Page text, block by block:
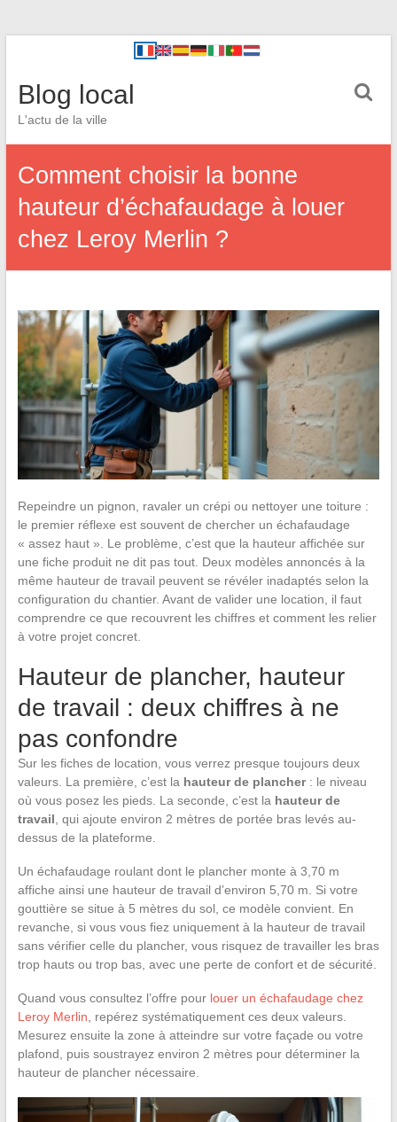
Blog local
L'actu de la ville
Comment choisir la bonne
hauteur d’échafaudage à louer
chez Leroy Merlin ?
Repeindre un pignon, ravaler un crépi ou nettoyer une toiture :
le premier réflexe est souvent de chercher un échafaudage
« assez haut ». Le problème, c’est que la hauteur affichée sur
une fiche produit ne dit pas tout. Deux modèles annoncés à la
même hauteur de travail peuvent se révéler inadaptés selon la
configuration du chantier. Avant de valider une location, il faut
comprendre ce que recouvrent les chiffres et comment les relier
à votre projet concret.
Hauteur de plancher, hauteur
de travail : deux chiffres à ne
pas confondre
Sur les fiches de location, vous verrez presque toujours deux
valeurs. La première, c’est la hauteur de plancher: le niveau
où vous posez les pieds. La seconde, c’est la hauteur de
travail , qui ajoute environ 2 mètres de portée bras levés au-
dessus de la plateforme.
Un échafaudage roulant dont le plancher monte à 3,70 m
affiche ainsi une hauteur de travail d’environ 5,70 m. Si votre
gouttière se situe à 5 mètres du sol, ce modèle convient. En
revanche, si vous vous fiez uniquement à la hauteur de travail
sans vérifier celle du plancher, vous risquez de travailler les bras
trop hauts ou trop bas, avec une perte de confort et de sécurité.
Quand vous consultez l’offre pour louer un échafaudage chez
Leroy Merlin , repérez systématiquement ces deux valeurs.
Mesurez ensuite la zone à atteindre sur votre façade ou votre
plafond, puis soustrayez environ 2 mètres pour déterminer la
hauteur de plancher nécessaire.